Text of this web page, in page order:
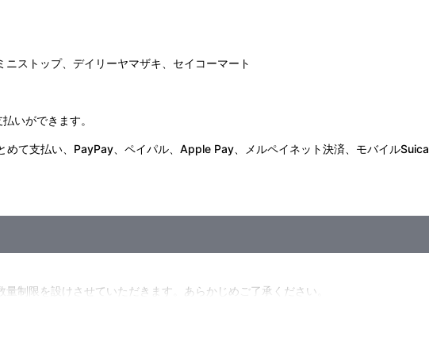
ストップ、デイリーヤマザキ、セイコーマート
いができます。
て支払い、PayPay、ペイパル、Apple Pay、メルペイネット決済、モバイルSuica
制限を設けさせていただきます。あらかじめご了承ください。